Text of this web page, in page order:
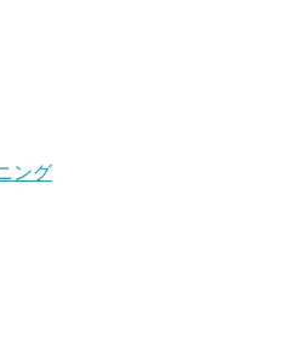
ング